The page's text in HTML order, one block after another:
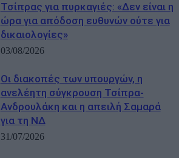
Τσίπρας για πυρκαγιές: «Δεν είναι η
ώρα για απόδοση ευθυνών ούτε για
δικαιολογίες»
03/08/2026
Οι διακοπές των υπουργών, η
ανελέητη σύγκρουση Τσίπρα-
Ανδρουλάκη και η απειλή Σαμαρά
για τη ΝΔ
31/07/2026